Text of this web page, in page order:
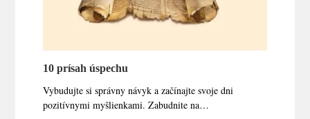
10 prísah úspechu
Vybudujte si správny návyk a začínajte svoje dni
pozitívnymi myšlienkami. Zabudnite na…